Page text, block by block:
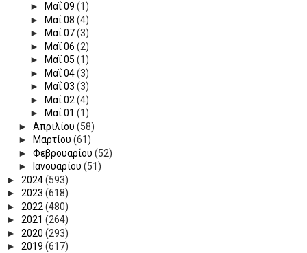
►
Μαΐ 09 (1)
►
Μαΐ 08 (4)
►
Μαΐ 07(3)
►
Μαΐ 06 (2)
►
Μαΐ 05 (1)
►
Μαΐ 04(3)
►
Μαΐ 03 (3)
►
Μαΐ 02 (4)
►
Μαΐ 01 (1)
► Απριλίου (58)
►
Μαρτίου (61)
► Φεβρουαρίου (52)
►
Ιανουαρίου (51)
► 2024(593)
► 2023 (618)
► 2022 (480)
► 2021 (264)
► 2020 (293)
► 2019 (617)